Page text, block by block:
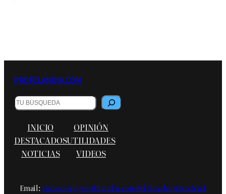
PROFELANDIA.COM
B
u
a
r
INICIO
DESTACADOS
NOTICIAS
OPINIÓN
UTILIDADES
VIDEOS
Email:redaccion@profelandia.comPolítica de privacidad